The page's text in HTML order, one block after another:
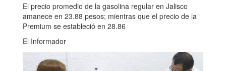
El precio promedio de la gasolina regular en Jalisco
amanece en 23.88 pesos; mientras que el precio de la
Premium se estableció en 28.86
El Informador